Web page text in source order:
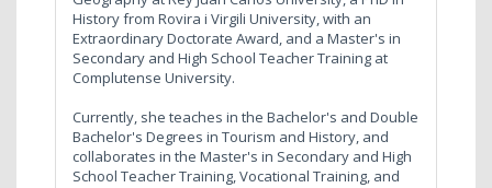
History from Rovira i Virgili University, with an
Extraordinary Doctorate Award, and a Master's in
Secondary and High School Teacher Training at
Complutense University.
Currently, she teaches in the Bachelor's and Double
Bachelor's Degrees in Tourism and History, and
collaborates in the Master's in Secondary and High
School Teacher Training, Vocational Training, and